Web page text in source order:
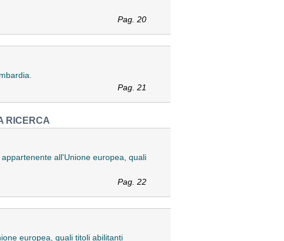
Pag. 20
Pag. 21
RICERCA
all'Unione europea, quali
Pag. 22
europea, quali titoli abilitanti